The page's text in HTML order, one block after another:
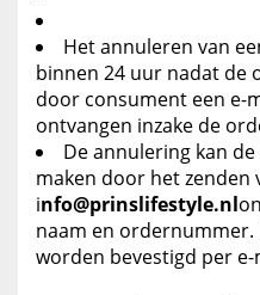
Het annuleren van
binnen 24 uur nadat de
door consument een e-
ontvangen inzake de
De annulering kan
maken door het zenden
info@prinslifestyle.nl
naam en ordernummer.
worden bevestigd per e-